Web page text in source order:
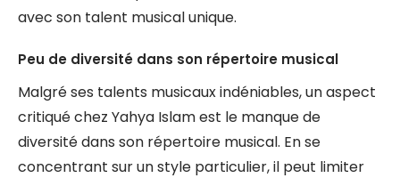
avec son talent musical unique.
Peu de diversité dans son répertoire musical
Malgré ses talents musicaux indéniables, un aspect
critiqué chez Yahya Islam est le manque de
diversité dans son répertoire musical. En se
concentrant sur un style particulier, il peut limiter